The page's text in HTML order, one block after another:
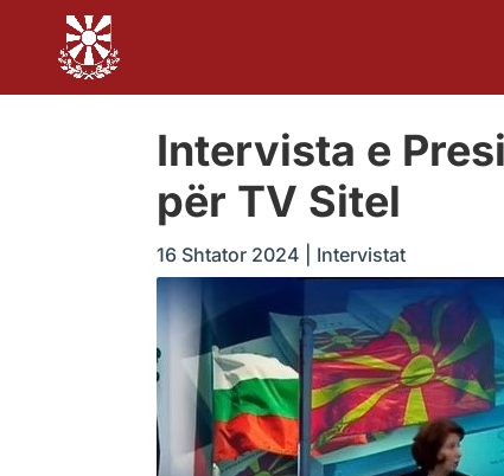
Intervista e
për TV Sitel
16 Shtator 2024 Intervistat